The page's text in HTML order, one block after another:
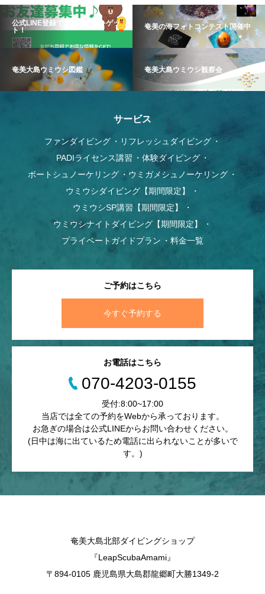
公式LINE登録でお得な情報をゲッ
ト！
奄美の海フォトコンテスト開催中
奄美大島ウミウシ図鑑 奄美大島ウミウシ観察会
サービス
ファンダイビング
リフレッシュダイビング
PADIライセンス講習
体験ダイビング
ボートシュノーケリング
ウミガメシュノーケリング
ウミウシダイビング【期間限定】
ウミウシSP講習【期間限定】
ウミウシナイトダイビング【期間限定】
プライベートガイドプラン
料金一覧
ご予約はこちら
今すぐ予約する
お電話はこちら
070-4203-0155
受付:8:00~17:00
当店では全ての予約をWebから承っております。
お急ぎの場合は公式LINEからお問い合わせください。
(日中は海に出ているため電話に出られないことが多いで
す。)
奄美大島北部ダイビングショップ
『LeapScubaAmami』
〒894-0105 鹿児島県大島郡龍郷町大勝1349-2